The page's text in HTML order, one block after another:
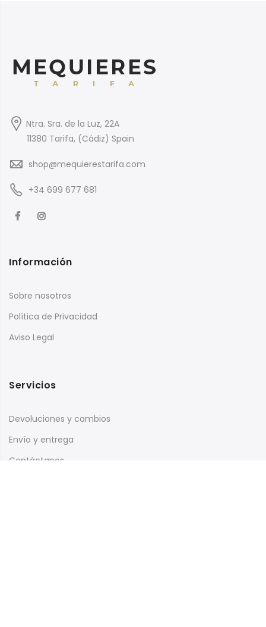
Ntra. Sra. de la Luz, 22A
11380 Tarifa, (Cádiz) Spain
shop@mequierestarifa.com
+34 699 677 681
Información
Sobre nosotros
Política de Privacidad
Aviso Legal
Servicios
Devoluciones y cambios
Envío y entrega
Contáctanos